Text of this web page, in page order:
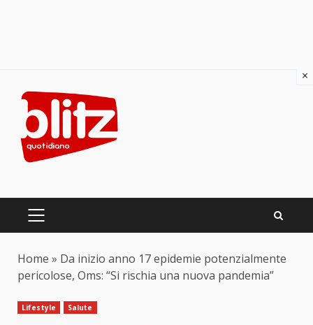
content
PRIMARY
Home » Da inizio anno 17 epidemie potenzialmente
pericolose, Oms: “Si rischia una nuova pandemia”
Lifestyle Salute
×